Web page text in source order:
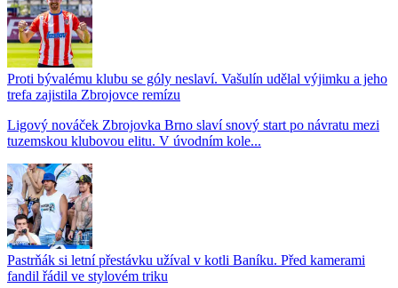
Proti bývalému klubu se góly neslaví. Vašulín udělal výjimku a jeho
trefa zajistila Zbrojovce remízu
Ligový nováček Zbrojovka Brno slaví snový start po návratu mezi
tuzemskou klubovou elitu. V úvodním kole...
Pastrňák si letní přestávku užíval v kotli Baníku. Před kamerami
fandil řádil ve stylovém triku